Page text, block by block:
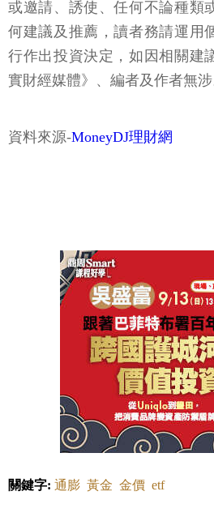
或邀請、誘使、任何不論種類
何建議及推薦，讀者務請運用
行作出投資決定，如因相關建
實財經媒體》、編者及作者無涉
資料來源-MoneyDJ理財網
關鍵字: 通膨 黃金 金價 etf